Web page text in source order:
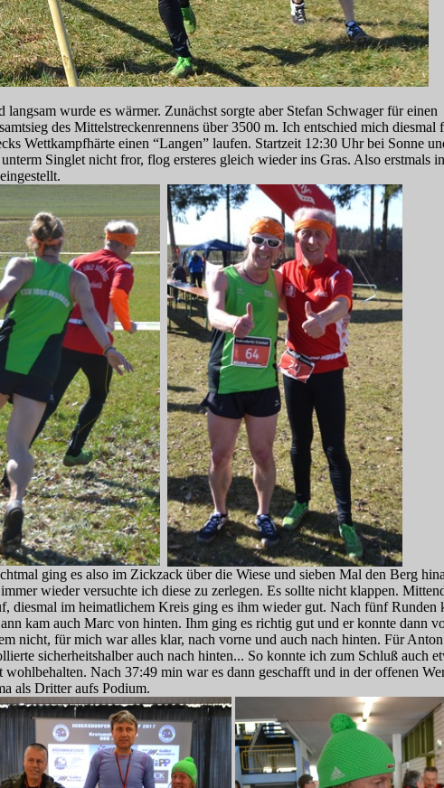
wurde es wärmer. Zunächst sorgte aber Stefan Schwager für einen
des Mittelstreckenrennens über 3500 m. Ich entschied mich diesmal
Wettkampfhärte einen “Langen” laufen. Startzeit 12:30 Uhr bei Sonne
Singlet nicht fror, flog ersteres gleich wieder ins Gras. Also erstmals
ging es also im Zickzack über die Wiese und sieben Mal den Berg
wieder versuchte ich diese zu zerlegen. Es sollte nicht klappen.
diesmal im heimatlichem Kreis ging es ihm wieder gut. Nach fünf Runden
kam auch Marc von hinten. Ihm ging es richtig gut und er konnte dann
nicht, für mich war alles klar, nach vorne und auch nach hinten. Für
sicherheitshalber auch nach hinten... So konnte ich zum Schluß auch
Nach 37:49 min war es dann geschafft und in der offenen
als Dritter aufs Podium.